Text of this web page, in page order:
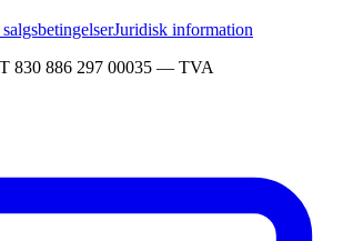
Juridisk information
830 886 297 00035 — TVA